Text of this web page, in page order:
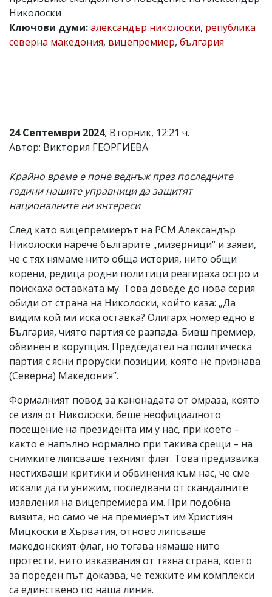
Коментарите
под
се
отговорност
за
откриете
обиден
вас
моля
сигнализирайте
Николоски
Ключови думи:александър николоски, република
северна македония, вицепремиер, българия
24 Септември 2024, Вторник, 12:21 ч.
Автор: Виктория ГЕОРГИЕВА
Крайно време е поне веднъж през последните
години нашите управници да защитят
националните ни интереси
След като вицепремиерът на РСМ Александър
Николоски нарече българите „мизерници“ и заяви,
че с тях нямаме нито обща история, нито общи
корени, редица родни политици реагираха остро и
поискаха оставката му. Това доведе до нова серия
обиди от страна на Николоски, който каза: „Да
видим кой ми иска оставка? Олигарх номер едно в
България, чиято партия се разпада. Бивш премиер,
обвинен в корупция. Председател на политическа
партия с ясни проруски позиции, която не признава
(Северна) Македония”.
Формалният повод за канонадата от омраза, която
се изля от Николоски, беше неофициалното
посещение на президента им у нас, при което –
както е напълно нормално при такива срещи – на
снимките липсваше техният флаг. Това предизвика
нестихващи критики и обвинения към нас, че сме
искали да ги унижим, последвани от скандалните
изявления на вицепремиера им. При подобна
визита, но само че на премиерът им Християн
Мицкоски в Хърватия, отново липсваше
македонският флаг, но тогава нямаше нито
протести, нито изказвания от тяхна страна, което
за пореден път доказва, че тежките им комплекси
са единствено по наша линия.